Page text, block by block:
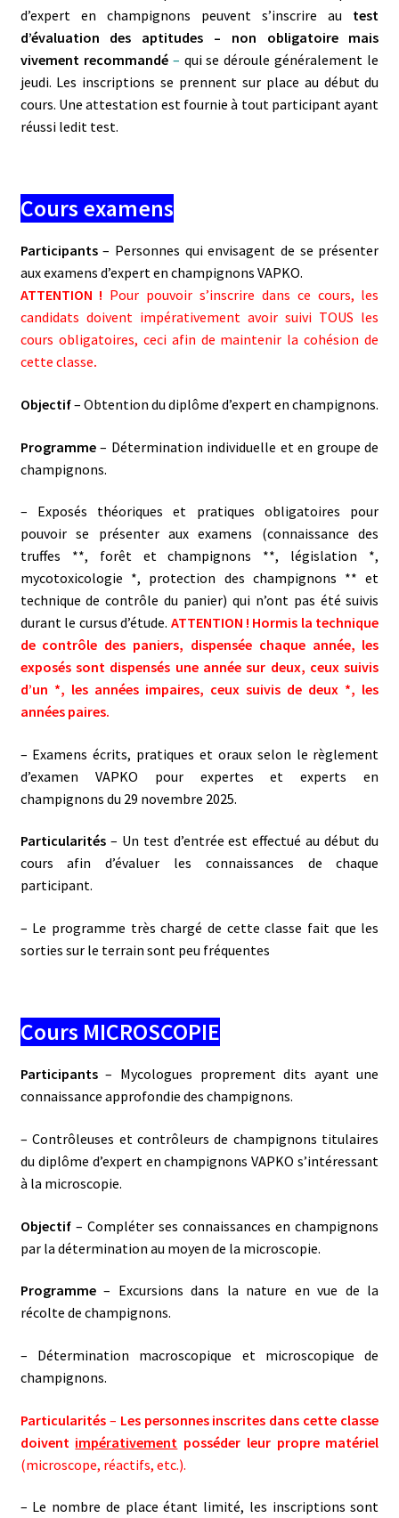
d’expert en champignons peuvent s’inscrire au test
d’évaluation des aptitudes – non obligatoire mais
vivement recommandé – qui se déroule généralement le
jeudi. Les inscriptions se prennent sur place au début du
cours. Une attestation est fournie à tout participant ayant
réussi ledit test.
Cours examens
Participants– Personnes qui envisagent de se présenter
aux examens d’expert en champignons VAPKO.
ATTENTION ! Pour pouvoir s’inscrire dans ce cours, les
candidats doivent impérativement avoir suivi TOUS les
cours obligatoires, ceci afin de maintenir la cohésion de
cette classe.
Objectif– Obtention du diplôme d’expert en champignons.
Programme– Détermination individuelle et en groupe de
champignons.
– Exposés théoriques et pratiques obligatoires pour
pouvoir se présenter aux examens (connaissance des
truffes **, forêt et champignons **, législation *,
mycotoxicologie *, protection des champignons ** et
technique de contrôle du panier) qui n’ont pas été suivis
durant le cursus d’étude. ATTENTION ! Hormis la technique
de contrôle des paniers, dispensée chaque année, les
exposés sont dispensés une année sur deux, ceux suivis
d’un *, les années impaires, ceux suivis de deux *, les
années paires.
– Examens écrits, pratiques et oraux selon le règlement
d’examen VAPKO pour expertes et experts en
champignons du 29 novembre 2025.
Particularités– Un test d’entrée est effectué au début du
cours afin d’évaluer les connaissances de chaque
participant.
– Le programme très chargé de cette classe fait que les
sorties sur le terrain sont peu fréquentes
Cours MICROSCOPIE
Participants– Mycologues proprement dits ayant une
connaissance approfondie des champignons.
– Contrôleuses et contrôleurs de champignons titulaires
du diplôme d’expert en champignons VAPKO s’intéressant
à la microscopie.
Objectif– Compléter ses connaissances en champignons
par la détermination au moyen de la microscopie.
Programme– Excursions dans la nature en vue de la
récolte de champignons.
– Détermination macroscopique et microscopique de
champignons.
Particularités– Les personnes inscrites dans cette classe
doivent impérativement posséder leur propre matériel
(microscope, réactifs, etc.).
– Le nombre de place étant limité, les inscriptions sont